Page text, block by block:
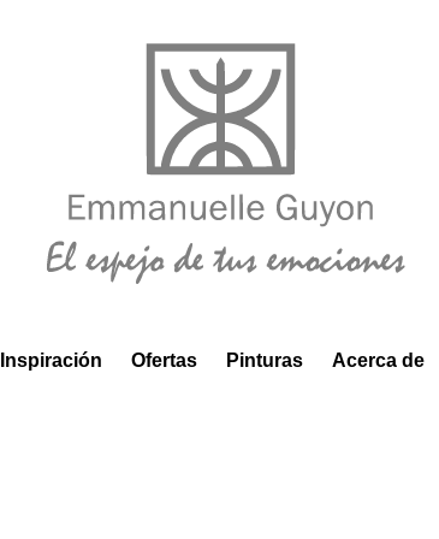
Inspiración Ofertas Pinturas Acerca de